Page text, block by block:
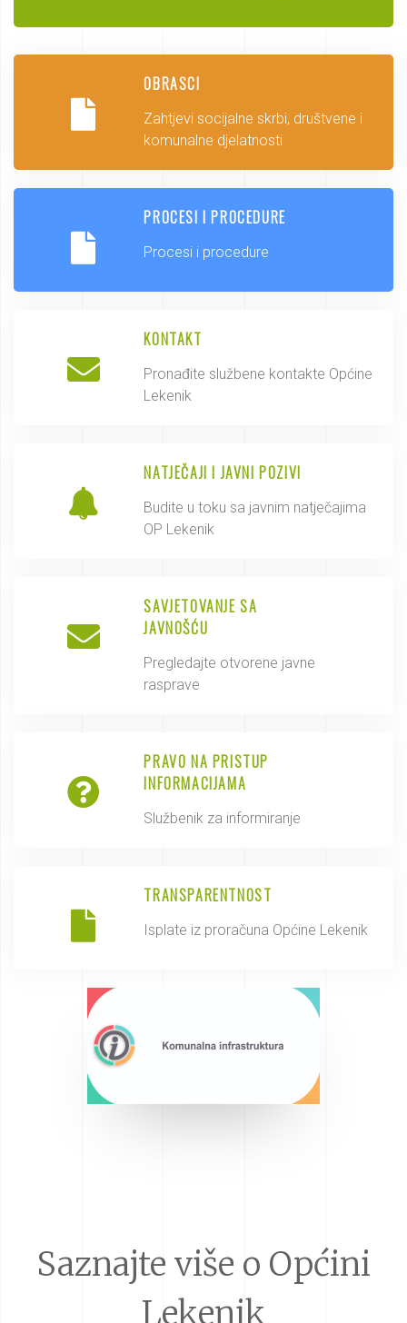
OBRASCI
Zahtjevi socijalne skrbi, društvene i
komunalne djelatnosti
PROCESI I PROCEDURE
Procesi i procedure
KONTAKT
Pronađite službene kontakte Općine
Lekenik
NATJEČAJI I JAVNI POZIVI
Budite u toku sa javnim natječajima
OP Lekenik
SAVJETOVANJE SA
JAVNOŠĆU
Pregledajte otvorene javne
rasprave
PRAVO NA PRISTUP
INFORMACIJAMA
Službenik za informiranje
TRANSPARENTNOST
Isplate iz proračuna Općine Lekenik
Saznajte više o Općini
Lekenik